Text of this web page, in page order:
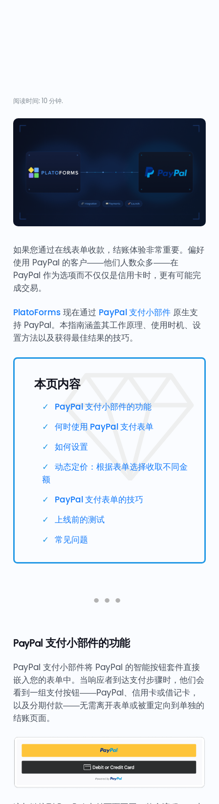
阅读时间: 10 分钟.
如果您通过在线表单收款，结账体验非常重要。偏好
使用 PayPal 的客户——他们人数众多——在
PayPal 作为选项而不仅仅是信用卡时，更有可能完
成交易。
PlatoForms现在通过 PayPal 支付小部件原生支
持 PayPal。本指南涵盖其工作原理、使用时机、设
置方法以及获得最佳结果的技巧。
本页内容
PayPal 支付小部件的功能
何时使用 PayPal 支付表单
如何设置
动态定价：根据表单选择收取不同金
额
PayPal 支付表单的技巧
上线前的测试
常见问题
PayPal 支付小部件的功能
PayPal 支付小部件将 PayPal 的智能按钮套件直接
嵌入您的表单中。当响应者到达支付步骤时，他们会
看到一组支付按钮——PayPal、信用卡或借记卡，
以及分期付款——无需离开表单或被重定向到单独的
结账页面。